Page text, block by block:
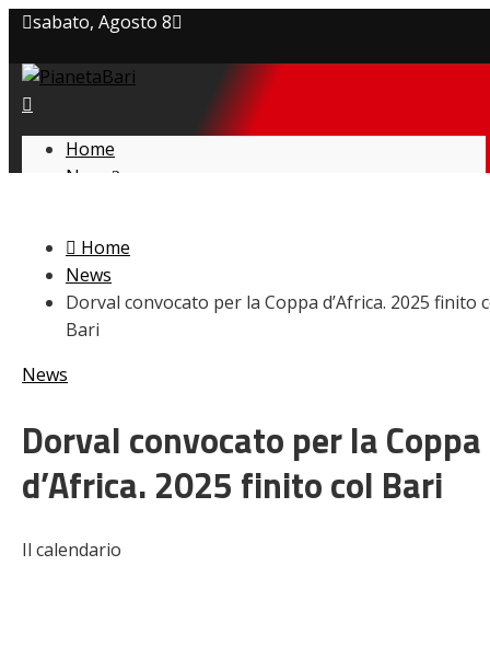
sabato, Agosto 8
Privacy policy
Cookie Policy
Home
News
L’avversario
Giovanili
Le pagelle
Interviste
Focus
Serie B
Video
Home
News
Dorval convocato per la Coppa d’Africa. 2025 finito
Bari
News
Dorval convocato per la Coppa
d’Africa. 2025 finito col Bari
Il calendario